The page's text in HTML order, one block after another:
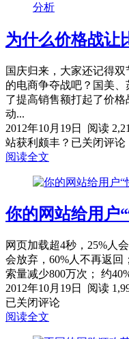
分析
为什么价格战让
国庆归来，大家还记得
的电商争夺战吧？国美
了提高销售额打起了价
动...
2012年10月19日
阅读
站获利颇丰？ 已关闭评论
阅读全文
你的网站给用户
网页加载超4秒，25%人
会放弃，60%人不再返回
索量减少800万次； 约
2012年10月19日
阅读
已关闭评论
阅读全文